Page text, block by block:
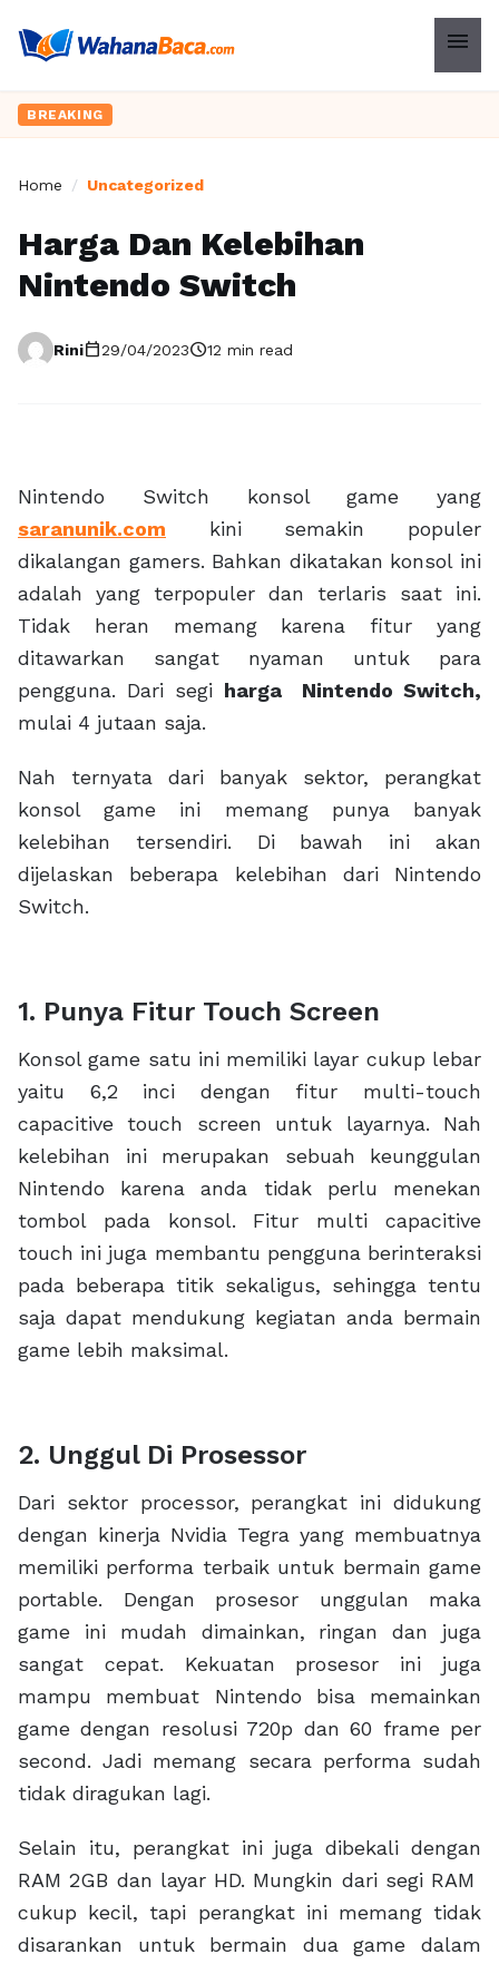
menu
BREAKING
Home / Uncategorized
Harga Dan Kelebihan
Nintendo Switch
Rinicalendar_today29/04/2023schedule12 min read
Nintendo Switch konsol game yang
saranunik.com kini semakin populer
dikalangan gamers. Bahkan dikatakan konsol ini
adalah yang terpopuler dan terlaris saat ini.
Tidak heran memang karena fitur yang
ditawarkan sangat nyaman untuk para
pengguna. Dari segi harga Nintendo Switch,
mulai 4 jutaan saja.
Nah ternyata dari banyak sektor, perangkat
konsol game ini memang punya banyak
kelebihan tersendiri. Di bawah ini akan
dijelaskan beberapa kelebihan dari Nintendo
Switch.
1. Punya Fitur Touch Screen
Konsol game satu ini memiliki layar cukup lebar
yaitu 6,2 inci dengan fitur multi-touch
capacitive touch screen untuk layarnya. Nah
kelebihan ini merupakan sebuah keunggulan
Nintendo karena anda tidak perlu menekan
tombol pada konsol. Fitur multi capacitive
touch ini juga membantu pengguna berinteraksi
pada beberapa titik sekaligus, sehingga tentu
saja dapat mendukung kegiatan anda bermain
game lebih maksimal.
2. Unggul Di Prosessor
Dari sektor processor, perangkat ini didukung
dengan kinerja Nvidia Tegra yang membuatnya
memiliki performa terbaik untuk bermain game
portable. Dengan prosesor unggulan maka
game ini mudah dimainkan, ringan dan juga
sangat cepat. Kekuatan prosesor ini juga
mampu membuat Nintendo bisa memainkan
game dengan resolusi 720p dan 60 frame per
second. Jadi memang secara performa sudah
tidak diragukan lagi.
Selain itu, perangkat ini juga dibekali dengan
RAM 2GB dan layar HD. Mungkin dari segi RAM
cukup kecil, tapi perangkat ini memang tidak
disarankan untuk bermain dua game dalam